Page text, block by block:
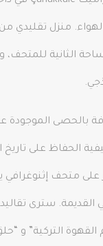
منزل تقليدي
الثانية للمتحف،
بالحصى الموجودة
الحفاظ على تاريخ
على متحف
القديمة. سترى
القهوة التركية” و